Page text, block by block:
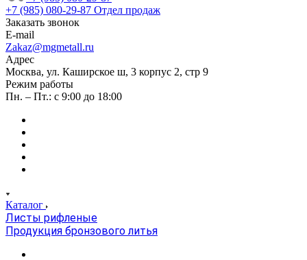
+7 (985) 080-29-87 Отдел продаж
Заказать звонок
E-mail
Zakaz@mgmetall.ru
Адрес
Москва, ул. Каширское ш, 3 корпус 2, стр 9
Режим работы
Пн. – Пт.: с 9:00 до 18:00
Каталог
Листы рифленые
Продукция бронзового литья